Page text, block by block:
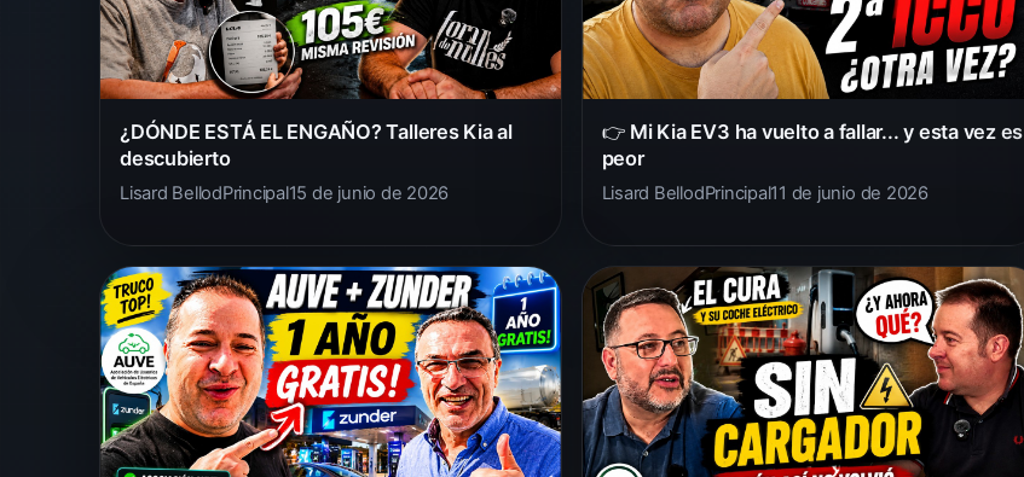
¿DÓNDE ESTÁ EL ENGAÑO? Talleres Kia al
descubierto
Lisard BellodPrincipal15 de junio de 2026
👉 Mi Kia EV3 ha vuelto a fallar... y esta vez es
peor
Lisard BellodPrincipal11 de junio de 2026